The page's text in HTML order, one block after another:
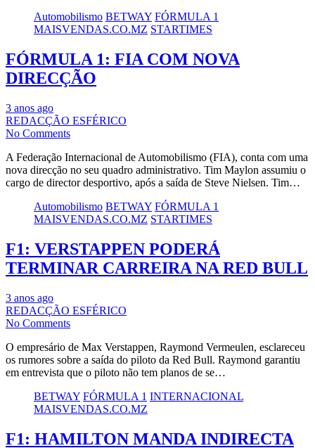
Automobilismo BETWAY FÓRMULA 1
MAISVENDAS.CO.MZ STARTIMES
FÓRMULA 1: FIA COM NOVA
DIRECÇÃO
3 anos ago
REDACÇÃO ESFÉRICO
No Comments
A Federação Internacional de Automobilismo (FIA), conta com uma
nova direcção no seu quadro administrativo. Tim Maylon assumiu o
cargo de director desportivo, após a saída de Steve Nielsen. Tim…
Automobilismo BETWAY FÓRMULA 1
MAISVENDAS.CO.MZ STARTIMES
F1: VERSTAPPEN PODERÁ
TERMINAR CARREIRA NA RED BULL
3 anos ago
REDACÇÃO ESFÉRICO
No Comments
O empresário de Max Verstappen, Raymond Vermeulen, esclareceu
os rumores sobre a saída do piloto da Red Bull. Raymond garantiu
em entrevista que o piloto não tem planos de se…
BETWAY FÓRMULA 1 INTERNACIONAL
MAISVENDAS.CO.MZ
F1: HAMILTON MANDA INDIRECTA